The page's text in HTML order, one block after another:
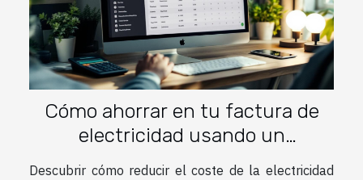
Cómo ahorrar en tu factura de
electricidad usando un
comparador tarifas luz
Descubrir cómo reducir el coste de la electricidad